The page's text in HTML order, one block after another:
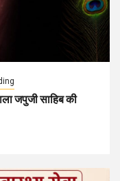
जपुजी साहिब की